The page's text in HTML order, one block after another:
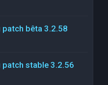
bêta 3.2.58
patch stable 3.2.56